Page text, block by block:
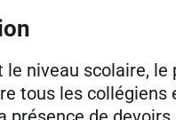
le niveau scolaire, le
tous les collégiens